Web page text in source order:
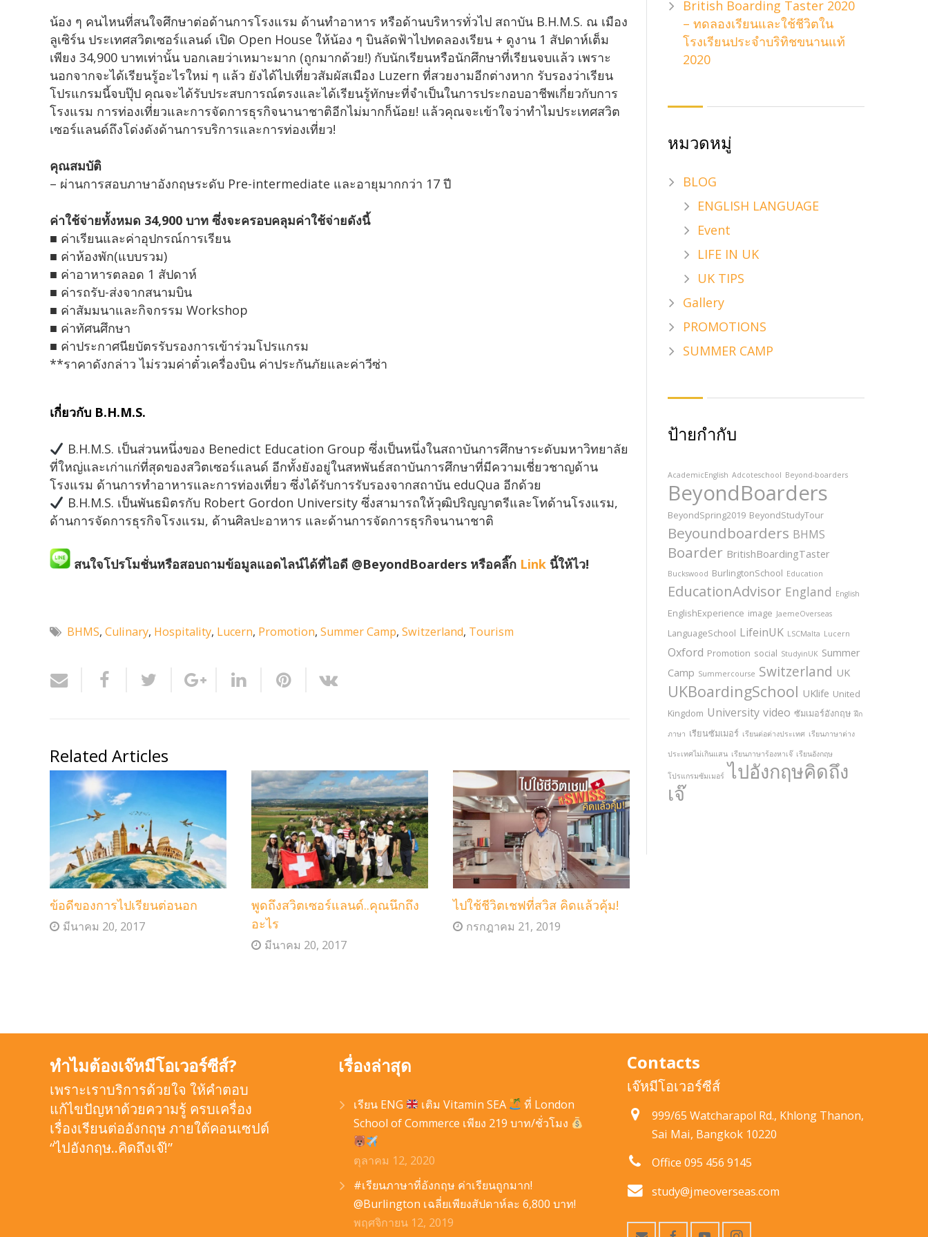
น้อง ๆ คนไหนที่สนใจศึกษาต่อด้านการโรงแรม ด้านทำอาหาร หรือด้านบริหารทั่วไป สถาบัน B.H.M.S. ณ เมือง
ลูเซิร์น ประเทศสวิตเซอร์แลนด์ เปิด Open House ให้น้อง ๆ บินลัดฟ้าไปทดลองเรียน + ดูงาน 1 สัปดาห์เต็ม
เพียง 34,900 บาทเท่านั้น บอกเลยว่าเหมาะมาก (ถูกมากด้วย!) กับนักเรียนหรือนักศึกษาที่เรียนจบแล้ว เพราะ
นอกจากจะได้เรียนรู้อะไรใหม่ ๆ แล้ว ยังได้ไปเที่ยวสัมผัสเมือง Luzern ที่สวยงามอีกต่างหาก รับรองว่าเรียน
โปรแกรมนี้จบปุ๊ป คุณจะได้รับประสบการณ์ตรงและได้เรียนรู้ทักษะที่จำเป็นในการประกอบอาชีพเกี่ยวกับการ
โรงแรม การท่องเที่ยวและการจัดการธุรกิจนานาชาติอีกไม่มากก็น้อย! แล้วคุณจะเข้าใจว่าทำไมประเทศสวิต
เซอร์แลนด์ถึงโด่งดังด้านการบริการและการท่องเที่ยว!
คุณสมบัติ
– ผ่านการสอบภาษาอังกฤษระดับ Pre-intermediate และอายุมากกว่า 17 ปี
ค่าใช้จ่ายทั้งหมด 34,900 บาท ซึ่งจะครอบคลุมค่าใช้จ่ายดังนี้
■ ค่าเรียนและค่าอุปกรณ์การเรียน
■ ค่าห้องพัก(แบบรวม)
■ ค่าอาหารตลอด 1 สัปดาห์
■ ค่ารถรับ-ส่งจากสนามบิน
■ ค่าสัมมนาและกิจกรรม Workshop
■ ค่าทัศนศึกษา
■ ค่าประกาศนียบัตรรับรองการเข้าร่วมโปรแกรม
**ราคาดังกล่าว ไม่รวมค่าตั๋วเครื่องบิน ค่าประกันภัยและค่าวีซ่า
เกี่ยวกับ B.H.M.S.
B.H.M.S. เป็นส่วนหนึ่งของ Benedict Education Group ซึ่งเป็นหนึ่งในสถาบันการศึกษาระดับมหาวิทยาลัย
ที่ใหญ่และเก่าแก่ที่สุดของสวิตเซอร์แลนด์ อีกทั้งยังอยู่ในสหพันธ์สถาบันการศึกษาที่มีความเชี่ยวชาญด้าน
โรงแรม ด้านการทำอาหารและการท่องเที่ยว ซึ่งได้รับการรับรองจากสถาบัน eduQua อีกด้วย
B.H.M.S. เป็นพันธมิตรกับ Robert Gordon University ซึ่งสามารถให้วุฒิปริญญาตรีและโทด้านโรงแรม,
ด้านการจัดการธุรกิจโรงแรม, ด้านศิลปะอาหาร และด้านการจัดการธุรกิจนานาชาติ
สนใจโปรโมชั่นหรือสอบถามข้อมูลแอดไลน์ได้ที่ไอดี @BeyondBoarders หรือคลิ๊ก Link นี้ให้ไว!
BHMS, Culinary, Hospitality, Lucern, Promotion, Summer Camp, Switzerland, Tourism
Related Articles
ข้อดีของการไปเรียนต่อนอก
มีนาคม 20, 2017
พูดถึงสวิตเซอร์แลนด์..คุณนึกถึง
อะไร
มีนาคม 20, 2017
ไปใช้ชีวิตเชฟที่สวิส คิดแล้วคุ้ม!
กรกฎาคม 21, 2019
British Boarding Taster 2020
– ทดลองเรียนและใช้ชีวิตใน
โรงเรียนประจำบริทิชขนานแท้
2020
หมวดหมู่
BLOG
ENGLISH LANGUAGE
Event
LIFE IN UK
UK TIPS
Gallery
PROMOTIONS
SUMMER CAMP
ป้ายกำกับ
AcademicEnglish Adcoteschool Beyond-boarders
BeyondBoarders
BeyondSpring2019 BeyondStudyTour
Beyoundboarders BHMS
Boarder BritishBoardingTaster
Buckswood BurlingtonSchool Education
EducationAdvisor England English
EnglishExperience image JaemeOverseas
LanguageSchool LifeinUK LSCMalta Lucern
Oxford Promotion social StudyinUK Summer
Camp Summercourse Switzerland UK
UKBoardingSchool UKlife United
Kingdom University video ซัมเมอร์อังกฤษ ฝึก
ภาษา เรียนซัมเมอร์ เรียนต่อต่างประเทศ เรียนภาษาต่าง
ประเทศไม่เกินแสน เรียนภาษาร้องหาเจ๊ เรียนอังกฤษ
โปรแกรมซัมเมอร์ ไปอังกฤษคิดถึง
เจ๊
ทำไมต้องเจ๊หมีโอเวอร์ซีส์?
เพราะเราบริการด้วยใจ ให้คำตอบ
แก้ไขปัญหาด้วยความรู้ ครบเครื่อง
เรื่องเรียนต่ออังกฤษ ภายใต้คอนเซปต์
“ไปอังกฤษ..คิดถึงเจ๊!”
เรื่องล่าสุด
เรียน ENG เติม Vitamin SEA
ที่ London
School of Commerce เพียง 219 บาท/ชั่วโมง
ตุลาคม 12, 2020
#เรียนภาษาที่อังกฤษ ค่าเรียนถูกมาก!
@Burlington เฉลี่ยเพียงสัปดาห์ละ 6,800 บาท!
พฤศจิกายน 12, 2019
Contacts
เจ๊หมีโอเวอร์ซีส์
999/65 Watcharapol Rd., Khlong Thanon,
Sai Mai, Bangkok 10220
Office 095 456 9145
study@jmeoverseas.com